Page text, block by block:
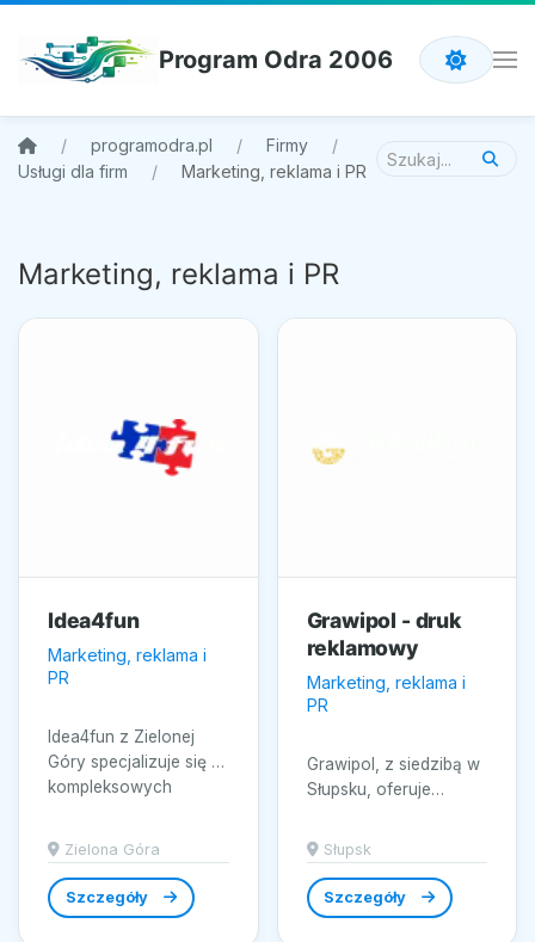
Program Odra 2006
programodra.pl
Firmy
Usługi dla firm
Marketing, reklama i PR
Marketing, reklama i PR
Idea4fun
Marketing, reklama i
PR
Idea4fun z Zielonej
Góry specjalizuje się w
kompleksowych
großhandel...
Zielona Góra
Szczegóły
Grawipol - druk
reklamowy
Marketing, reklama i
PR
Grawipol, z siedzibą w
Słupsku, oferuje
rozwiązania w
zakresie druku
reklamowego....
Słupsk
Szczegóły